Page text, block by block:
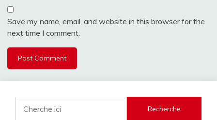
Save my name, email, and website in this browser for the
next time I comment.
Recherche